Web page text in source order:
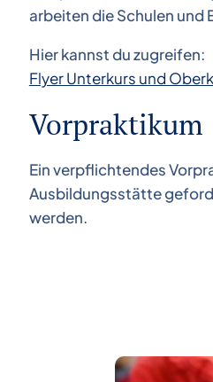
arbeiten die Schulen und
Hier kannst du zugreifen:
Flyer Unterkurs und
Vorpraktikum
Ein verpflichtendes
Ausbildungsstätte
werden.